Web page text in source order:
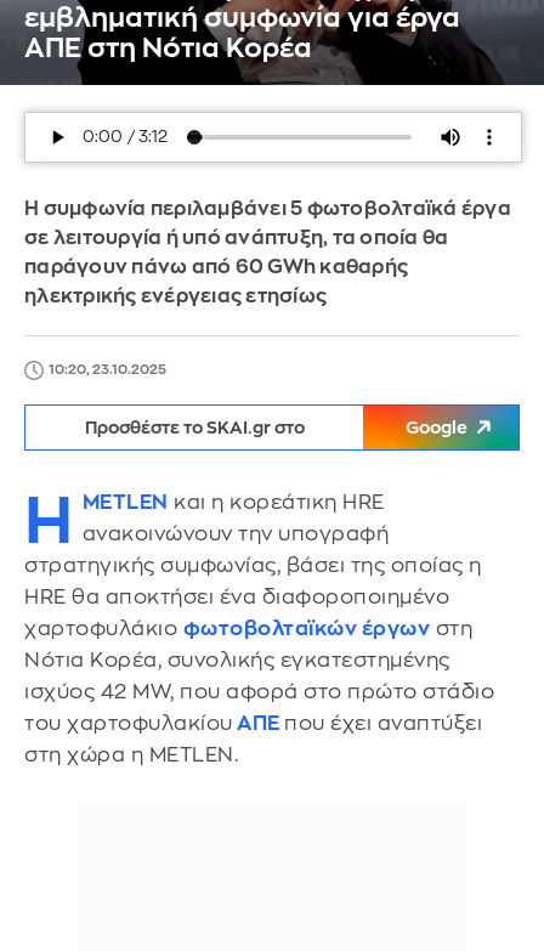
εμβληματική συμφωνία για έργα
ΑΠΕ στη Νότια Κορέα
Η συμφωνία περιλαμβάνει 5 φωτοβολταϊκά έργα
σε λειτουργία ή υπό ανάπτυξη, τα οποία θα
παράγουν πάνω από 60 GWh καθαρής
ηλεκτρικής ενέργειας ετησίως
10:20, 23.10.2025
Προσθέστε το SKAI.gr στο Google
Η METLEN και η κορεάτικη HRE
ανακοινώνουν την υπογραφή
στρατηγικής συμφωνίας, βάσει της οποίας η
HRE θα αποκτήσει ένα διαφοροποιημένο
χαρτοφυλάκιο φωτοβολταϊκών έργων στη
Νότια Κορέα, συνολικής εγκατεστημένης
ισχύος 42 MW, που αφορά στο πρώτο στάδιο
του χαρτοφυλακίου ΑΠΕ που έχει αναπτύξει
στη χώρα η METLEN.